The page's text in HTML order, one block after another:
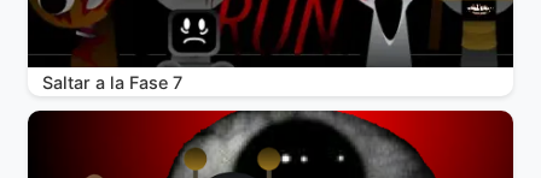
Saltar a la Fase 7